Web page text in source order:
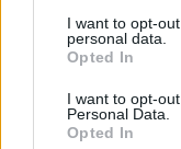
not limited to your
grant or deny
use your data for
consent section.
I want to opt-
personal data.
Opted In
I want to opt-
Personal Data.
Opted In
Nahát, nahát.
célegyenesre,
ugyanis kerekek
zsúrkocsi-
felfüggesztése,
készletéből való,